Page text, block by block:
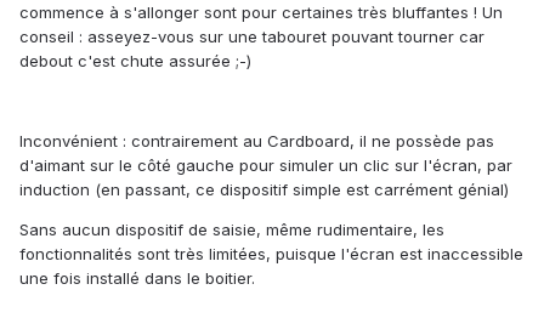
commence à s'allonger sont pour certaines très bluffantes ! Un
conseil : asseyez-vous sur une tabouret pouvant tourner car
debout c'est chute assurée ;-)
Inconvénient : contrairement au Cardboard, il ne possède pas
d'aimant sur le côté gauche pour simuler un clic sur l'écran, par
induction (en passant, ce dispositif simple est carrément génial)
Sans aucun dispositif de saisie, même rudimentaire, les
fonctionnalités sont très limitées, puisque l'écran est inaccessible
une fois installé dans le boitier.